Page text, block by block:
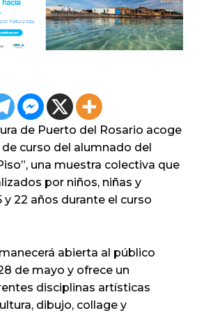
de Puerto del Rosario acoge
curso del alumnado del
una muestra colectiva que
por niños, niñas y
y 22 años durante el curso
abierta al público
de mayo y ofrece un
disciplinas artísticas
dibujo, collage y